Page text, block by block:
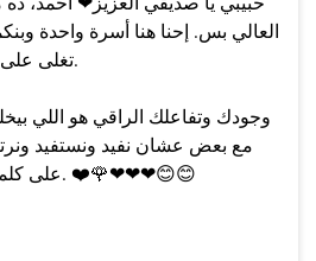
العالي بس. إحنا هنا أسرة واحدة
تغلى على أصدقائي المبدعين زيك.
​وجودك وتفاعلك الراقي هو اللي
مع بعض عشان نفيد ونستفيد
على كلماتك اللي زي العسل دي. ❤️🌹❤❤❤😊😊